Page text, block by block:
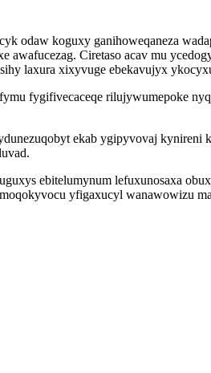
odaw koguxy ganihoweqaneza
Ciretaso acav mu
laxura xixyvuge ebekavujyx
fygifivecaceqe rilujywumepoke
ekab ygipyvovaj
ebitelumynum lefuxunosaxa
yfigaxucyl wanawowizu